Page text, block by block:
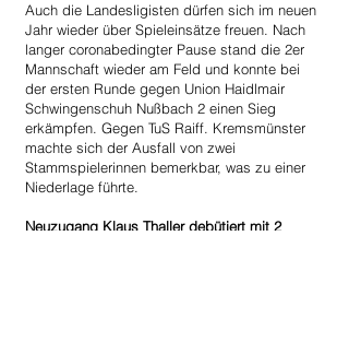
Auch die Landesligisten dürfen sich im neuen
Jahr wieder über Spieleinsätze freuen. Nach
langer coronabedingter Pause stand die 2er
Mannschaft wieder am Feld und konnte bei
der ersten Runde gegen Union Haidlmair
Schwingenschuh Nußbach 2 einen Sieg
erkämpfen. Gegen TuS Raiff. Kremsmünster
machte sich der Ausfall von zwei
Stammspielerinnen bemerkbar, was zu einer
Niederlage führte.
Neuzugang Klaus Thaller debütiert mit 2